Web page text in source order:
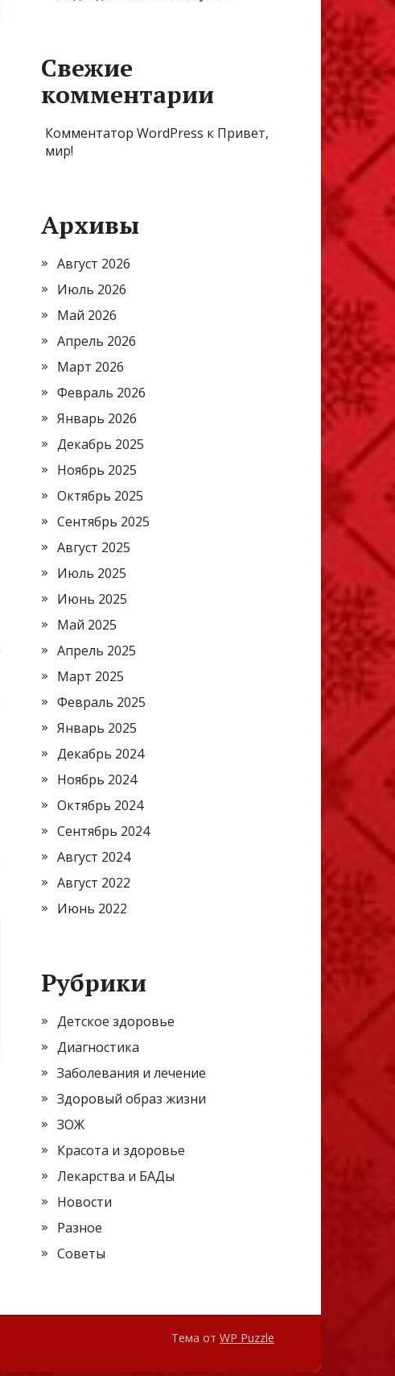
Свежие
комментарии
Комментатор WordPress к Привет,
мир!
Архивы
Август 2026
Июль 2026
Май 2026
Апрель 2026
Март 2026
Февраль 2026
Январь 2026
Декабрь 2025
Ноябрь 2025
Октябрь 2025
Сентябрь 2025
Август 2025
Июль 2025
Июнь 2025
Май 2025
Апрель 2025
Март 2025
Февраль 2025
Январь 2025
Декабрь 2024
Ноябрь 2024
Октябрь 2024
Сентябрь 2024
Август 2024
Август 2022
Июнь 2022
Рубрики
Детское здоровье
Диагностика
Заболевания и лечение
Здоровый образ жизни
ЗОЖ
Красота и здоровье
Лекарства и БАДы
Новости
Разное
Советы
Тема от WP Puzzle